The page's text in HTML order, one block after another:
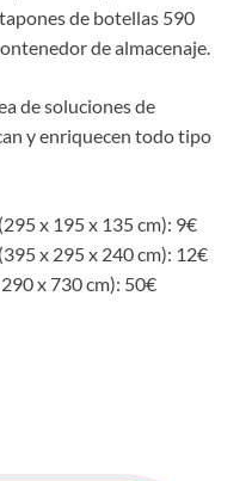
de botellas 590
de almacenaje.
de soluciones de
y enriquecen todo tipo
x 195 x 135 cm): 9€
x 295 x 240 cm): 12€
x 730 cm): 50€